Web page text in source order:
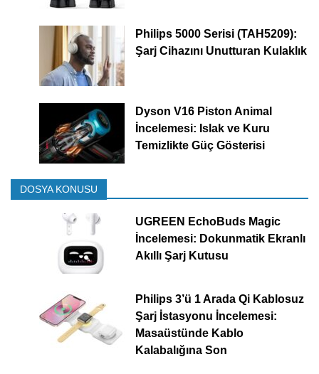
Philips 5000 Serisi (TAH5209):
Şarj Cihazını Unutturan Kulaklık
Dyson V16 Piston Animal
İncelemesi: Islak ve Kuru
Temizlikte Güç Gösterisi
DOSYA KONUSU
UGREEN EchoBuds Magic
İncelemesi: Dokunmatik Ekranlı
Akıllı Şarj Kutusu
Philips 3’ü 1 Arada Qi Kablosuz
Şarj İstasyonu İncelemesi:
Masaüstünde Kablo
Kalabalığına Son